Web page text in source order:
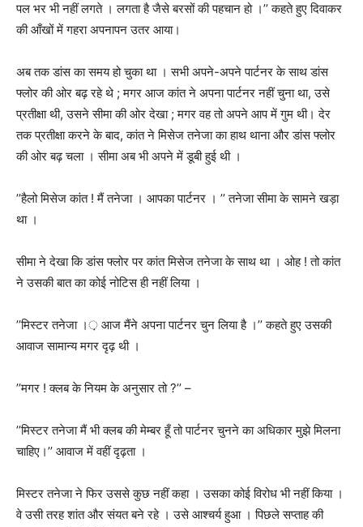
पल भर भी नहीं लगते । लगता है जैसे बरसों की पहचान हो ।’’कहते हुए दिवाकर
की आँखों में गहरा अपनापन उतर आया।
अब तक डांस का समय हो चुका था । सभी अपने-अपने पार्टनर के साथ डांस
फ्लोर की ओर बढ़ रहे थे ; मगर आज कांत ने अपना पार्टनर नहीं चुना था,उसे
प्रतीक्षा थी,उसने सीमा की ओर देखा ;मगर वह तो अपने आप में गुम थी। देर
तक प्रतीक्षा करने के बाद,कांत ने मिसेज तनेजा का हाथ थाना और डांस फ्लोर
की ओर बढ़ चला । सीमा अब भी अपने में डूबी हुई थी ।
’’हैलो मिसेज कांत ! मैं तनेजा । आपका पार्टनर । ’’तनेजा सीमा के सामने खड़ा
था ।
सीमा ने देखा कि डांस फ्लोर पर कांत मिसेज तनेजा के साथ था । ओह ! तो कांत
ने उसकी बात का कोई नोटिस ही नहीं लिया ।
’’मिस्टर तनेजा ।़ आज मैंने अपना पार्टनर चुन लिया है ।’’कहते हुए उसकी
आवाज सामान्य मगर दृढ़ थी ।
’’मगर ! क्लब के नियम के अनुसार तो?’’ –
’’मिस्टर तनेजा मैं भी क्लब की मेम्बर हूँ तो पार्टनर चुनने का अधिकार मुझे मिलना
चाहिए।’’ आवाज में वहीं दृढ़ता ।
मिस्टर तनेजा ने फिर उससे कुछ नहीं कहा । उसका कोई विरोध भी नहीं किया ।
वे उसी तरह शांत और संयत बने रहे । उसे आश्चर्य हुआ । पिछले सप्ताह की